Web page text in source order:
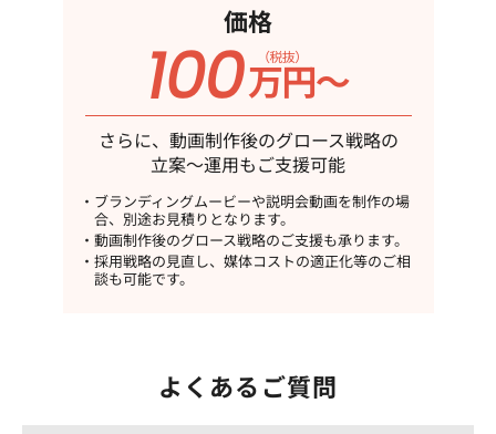
価格
さらに、動画制作後のグロース戦略の
立案～運用もご支援可能
ブランディングムービーや説明会動画を制作の場
合、別途お見積りとなります。
動画制作後のグロース戦略のご支援も承ります。
採用戦略の見直し、媒体コストの適正化等のご相
談も可能です。
よくあるご質問